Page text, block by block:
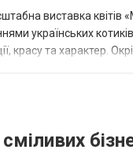
виставка
українських
красу та характер.